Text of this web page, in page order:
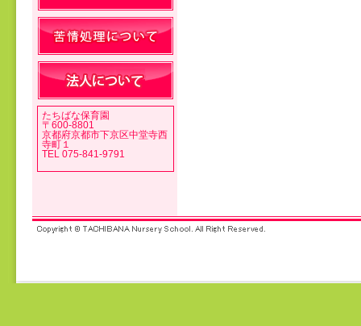
たちばな保育園
〒600-8801
京都府京都市下京区中堂寺西
寺町１
TEL 075-841-9791